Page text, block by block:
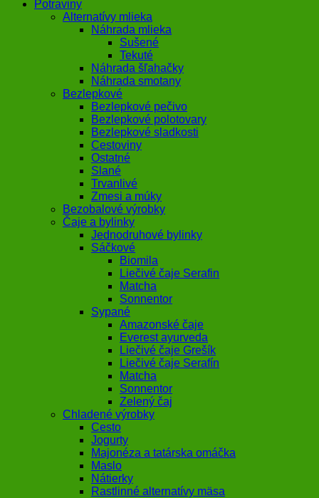
Potraviny
Alternatívy mlieka
Náhrada mlieka
Sušené
Tekuté
Náhrada šľahačky
Náhrada smotany
Bezlepkové
Bezlepkové pečivo
Bezlepkové polotovary
Bezlepkové sladkosti
Cestoviny
Ostatné
Slané
Trvanlivé
Zmesi a múky
Bezobalové výrobky
Čaje a bylinky
Jednodruhové bylinky
Sáčkové
Biomila
Liečivé čaje Serafin
Matcha
Sonnentor
Sypané
Amazonské čaje
Everest ayurveda
Liečivé čaje Grešík
Liečivé čaje Serafín
Matcha
Sonnentor
Zelený čaj
Chladené výrobky
Cesto
Jogurty
Majonéza a tatárska omáčka
Maslo
Nátierky
Rastlinné alternatívy mäsa